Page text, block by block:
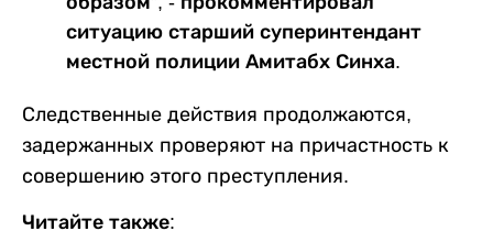
ситуацию старший суперинтендант
местной полиции Амитабх Синха.
Следственные действия продолжаются,
задержанных проверяют на причастность к
совершению этого преступления.
Читайте также: